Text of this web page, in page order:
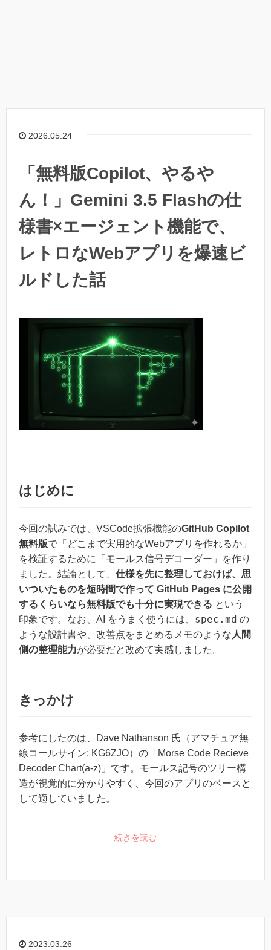
2026.05.24
「無料版Copilot、やるや
ん！」Gemini 3.5 Flashの仕
様書×エージェント機能で、
レトロなWebアプリを爆速ビ
ルドした話
はじめに
今回の試みでは、VSCode拡張機能のGitHub Copilot
無料版で「どこまで実用的なWebアプリを作れるか」
を検証するために「モールス信号デコーダー」を作り
ました。結論として、 仕様を先に整理しておけば、思
いついたものを短時間で作って GitHub Pages に公開
するくらいなら無料版でも十分に実現できる という
印象です。なお、AI をうまく使うには、 spec.md の
ような設計書や、改善点をまとめるメモのような 人間
側の整理能力が必要だと改めて実感しました。
きっかけ
参考にしたのは、Dave Nathanson 氏（アマチュア無
線コールサイン: KG6ZJO）の「Morse Code Recieve
Decoder Chart(a-z)」です。モールス記号のツリー構
造が視覚的に分かりやすく、今回のアプリのベースと
して適していました。
続きを読む
2023.03.26